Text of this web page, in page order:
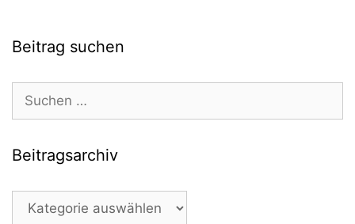
Beitrag suchen
nach:
Beitragsarchiv
Beitragsarchiv